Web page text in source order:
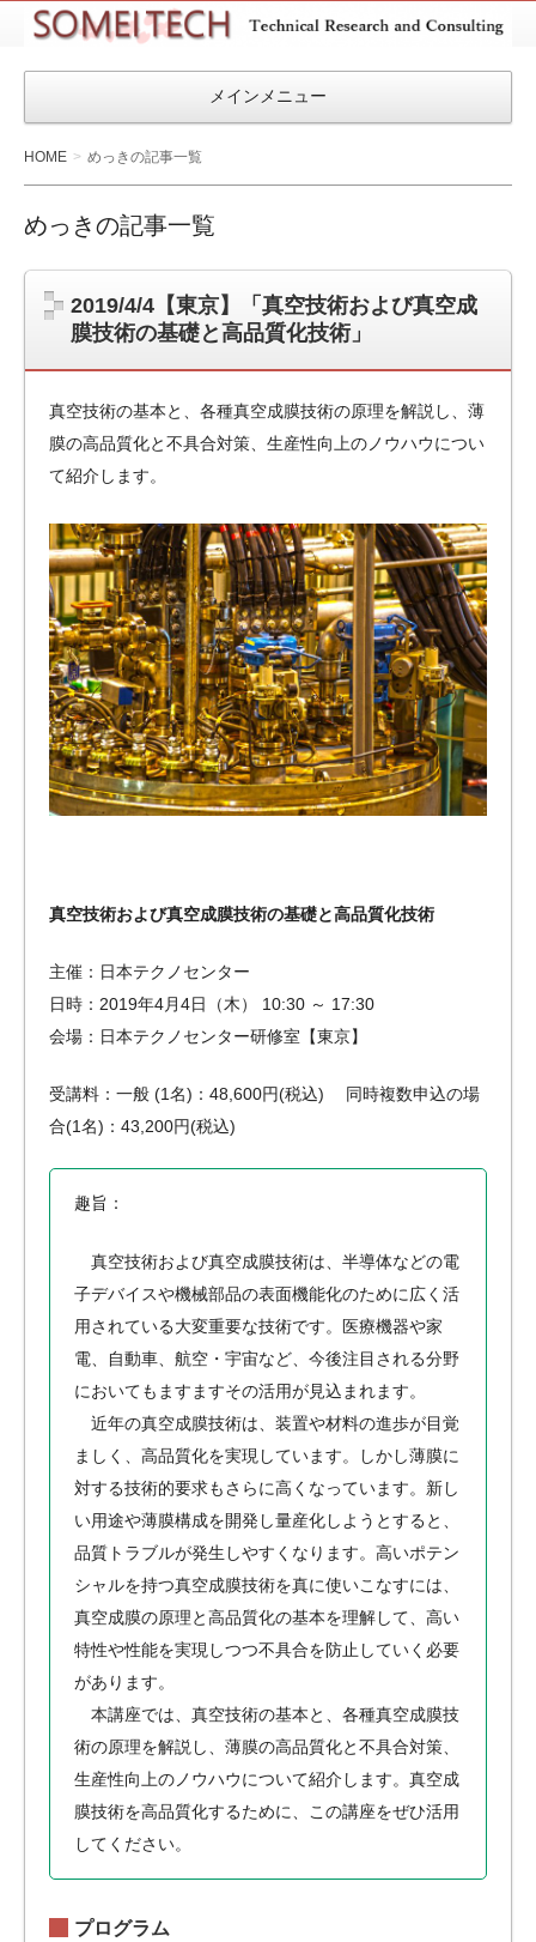
SOMEITEC
メインメニュー
HOME めっきの記事一覧
めっきの記事一覧
2019/4/4【東京】「真空技術および真空成
膜技術の基礎と高品質化技術」
真空技術の基本と、各種真空成膜技術の原理を解説し、薄
膜の高品質化と不具合対策、生産性向上のノウハウについ
て紹介します。
真空技術および真空成膜技術の基礎と高品質化技術
主催：日本テクノセンター
日時：2019年4月4日（木） 10:30 ～ 17:30
会場：日本テクノセンター研修室【東京】
受講料：一般 (1名)：48,600円(税込) 同時複数申込の場
合(1名)：43,200円(税込)
趣旨：
真空技術および真空成膜技術は、半導体などの電
子デバイスや機械部品の表面機能化のために広く活
用されている大変重要な技術です。医療機器や家
電、自動車、航空・宇宙など、今後注目される分野
においてもますますその活用が見込まれます。
近年の真空成膜技術は、装置や材料の進歩が目覚
ましく、高品質化を実現しています。しかし薄膜に
対する技術的要求もさらに高くなっています。新し
い用途や薄膜構成を開発し量産化しようとすると、
品質トラブルが発生しやすくなります。高いポテン
シャルを持つ真空成膜技術を真に使いこなすには、
真空成膜の原理と高品質化の基本を理解して、高い
特性や性能を実現しつつ不具合を防止していく必要
があります。
本講座では、真空技術の基本と、各種真空成膜技
術の原理を解説し、薄膜の高品質化と不具合対策、
生産性向上のノウハウについて紹介します。真空成
膜技術を高品質化するために、この講座をぜひ活用
してください。
プログラム